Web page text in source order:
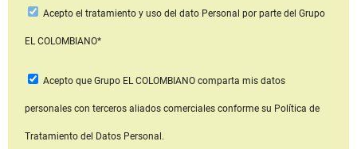
Acepto el tratamiento y uso del dato Personal por parte del Grupo
EL COLOMBIANO*
Acepto que Grupo EL COLOMBIANOcomparta mis datos
personales con terceros aliados comerciales conforme su Política de
Tratamiento del Datos Personal.